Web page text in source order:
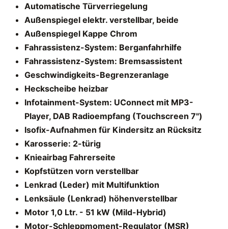
Automatische Türverriegelung
Außenspiegel elektr. verstellbar, beide
Außenspiegel Kappe Chrom
Fahrassistenz-System: Berganfahrhilfe
Fahrassistenz-System: Bremsassistent
Geschwindigkeits-Begrenzeranlage
Heckscheibe heizbar
Infotainment-System: UConnect mit MP3-
Player, DAB Radioempfang (Touchscreen 7")
Isofix-Aufnahmen für Kindersitz an Rücksitz
Karosserie: 2-türig
Knieairbag Fahrerseite
Kopfstützen vorn verstellbar
Lenkrad (Leder) mit Multifunktion
Lenksäule (Lenkrad) höhenverstellbar
Motor 1,0 Ltr. - 51 kW (Mild-Hybrid)
Motor-Schleppmoment-Regulator (MSR)